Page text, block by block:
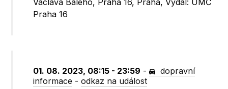
Václava Balého, Praha 16, Praha, Vydal: ÚMČ
Praha 16
01. 08. 2023, 08:15 - 23:59 -
dopravní
informace -odkaz na událost